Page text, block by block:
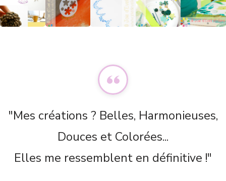
"Mes créations ? Belles, Harmonieuses,
Douces et Colorées...
Elles me ressemblent en définitive !"